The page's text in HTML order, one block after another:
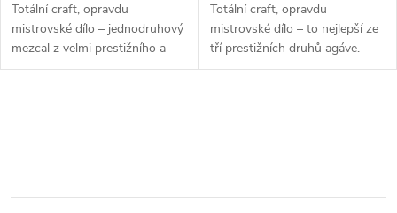
Totální craft, opravdu
mistrovské dílo – jednodruhový
mezcal z velmi prestižního a
lehce atypického druhu agáve.
Totální craft, opravdu
mistrovské dílo – to nejlepší ze
tří prestižních druhů agáve.
Atraktivní balení v keramických
l